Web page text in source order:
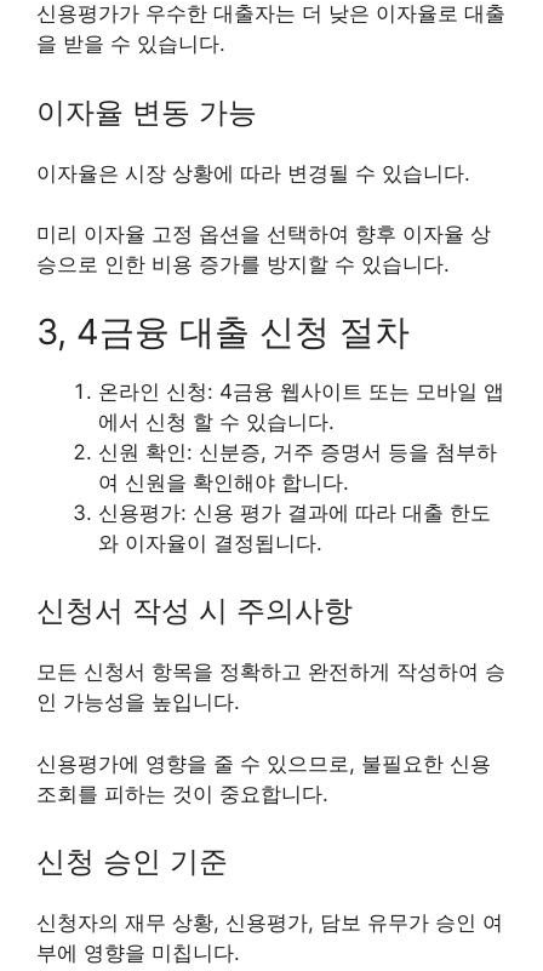
신용평가가 우수한 대출자는 더 낮은 이자율로 대출
을 받을 수 있습니다.
이자율 변동 가능
이자율은 시장 상황에 따라 변경될 수 있습니다.
미리 이자율 고정 옵션을 선택하여 향후 이자율 상
승으로 인한 비용 증가를 방지할 수 있습니다.
3, 4금융 대출 신청 절차
온라인 신청: 4금융 웹사이트 또는 모바일 앱
에서 신청 할 수 있습니다.
신원 확인: 신분증, 거주 증명서 등을 첨부하
여 신원을 확인해야 합니다.
신용평가: 신용 평가 결과에 따라 대출 한도
와 이자율이 결정됩니다.
신청서 작성 시 주의사항
모든 신청서 항목을 정확하고 완전하게 작성하여 승
인 가능성을 높입니다.
신용평가에 영향을 줄 수 있으므로, 불필요한 신용
조회를 피하는 것이 중요합니다.
신청 승인 기준
신청자의 재무 상황, 신용평가, 담보 유무가 승인 여
부에 영향을 미칩니다.